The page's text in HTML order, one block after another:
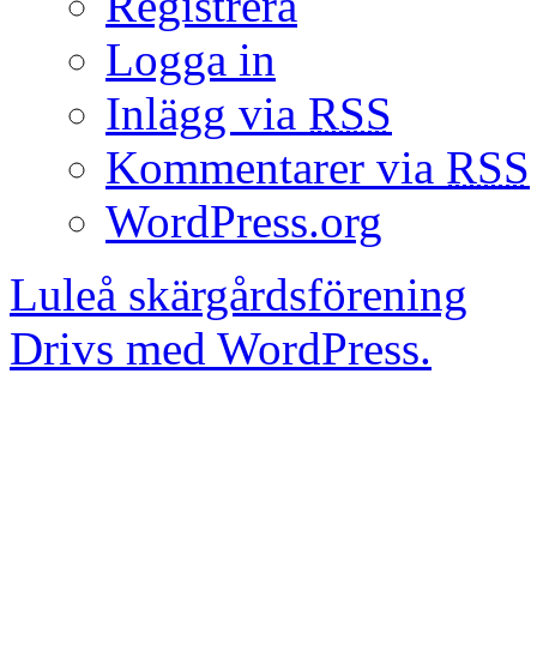
Logga in
Inlägg via RSS
Kommentarer via RSS
WordPress.org
Luleå skärgårdsförening
Drivs med WordPress.